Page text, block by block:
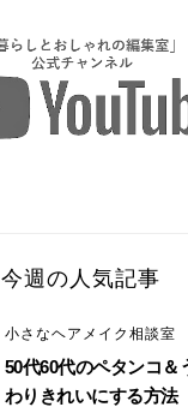
今週の人気記事
小さなヘアメイク相談室
50代60代のペタンコ＆
わりきれいにする方法